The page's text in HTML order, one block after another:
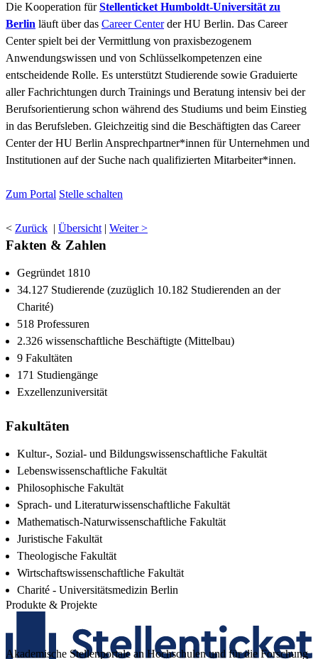
Die Kooperation fürStellenticket Humboldt-Universität zu
Berlin läuft über das Career Centerder HU Berlin. Das Career
Center spielt bei der Vermittlung von praxisbezogenem
Anwendungswissen und von Schlüsselkompetenzen eine
entscheidende Rolle. Es unterstützt Studierende sowie Graduierte
aller Fachrichtungen durch Trainings und Beratung intensiv bei der
Berufsorientierung schon während des Studiums und beim Einstieg
in das Berufsleben. Gleichzeitig sind die Beschäftigten das Career
Center der HU Berlin Ansprechpartner*innen für Unternehmen und
Institutionen auf der Suche nach qualifizierten Mitarbeiter*innen.
Zum Portal Stelle schalten
< Zurück | Übersicht | Weiter >
Fakten & Zahlen
Gegründet 1810
34.127 Studierende (zuzüglich 10.182 Studierenden an der
Charité)
518 Professuren
2.326 wissenschaftliche Beschäftigte (Mittelbau)
9 Fakultäten
171 Studiengänge
Exzellenzuniversität
Fakultäten
Kultur-, Sozial- und Bildungswissenschaftliche Fakultät
Lebenswissenschaftliche Fakultät
Philosophische Fakultät
Sprach- und Literaturwissenschaftliche Fakultät
Mathematisch-Naturwissenschaftliche Fakultät
Juristische Fakultät
Theologische Fakultät
Wirtschaftswissenschaftliche Fakultät
Charité - Universitätsmedizin Berlin
Produkte & Projekte
Akademische Stellenportale an Hochschulen und für die Forschung